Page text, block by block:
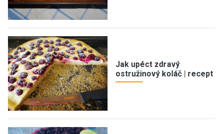
Jak upéct zdravý
ostružinový koláč | recept